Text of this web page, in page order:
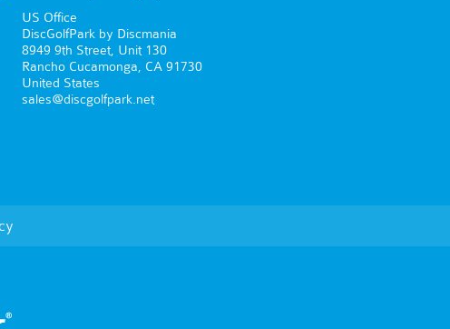
US Office
DiscGolfPark by Discmania
8949 9th Street, Unit 130
Rancho Cucamonga, CA 91730
United States
sales@discgolfpark.net